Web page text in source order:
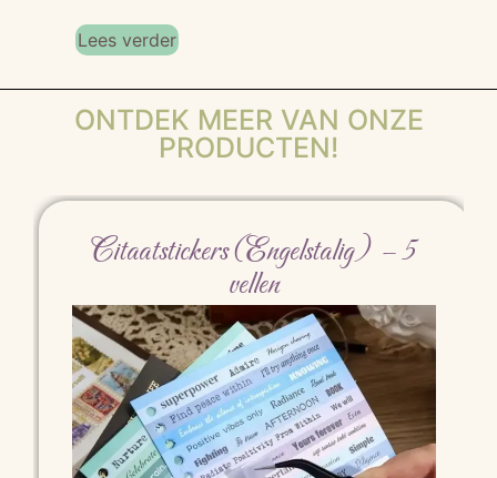
Lees verder
ONTDEK MEER VAN ONZE
PRODUCTEN!
Citaatstickers (Engelstalig) – 5
vellen